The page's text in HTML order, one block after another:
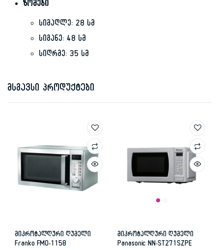
ზომები
სიმაღლე: 28 სმ
სიგანე: 48 სმ
სიღრმე: 35 სმ
მსგავსი პროდუქტები
მიკროტალღური ღუმელი
Franko FMO-1158
მიკროტალღური ღუმელი
Panasonic NN-ST271SZPE